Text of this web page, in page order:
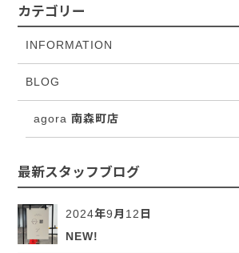
カテゴリー
INFORMATION
BLOG
agora 南森町店
最新スタッフブログ
2024年9月12日
NEW!